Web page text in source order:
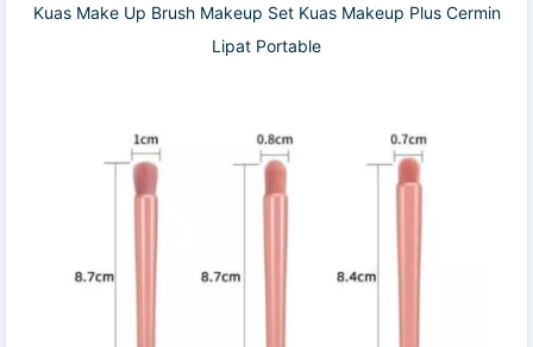
Kuas Make Up Brush Makeup Set Kuas Makeup Plus Cermin
Lipat Portable